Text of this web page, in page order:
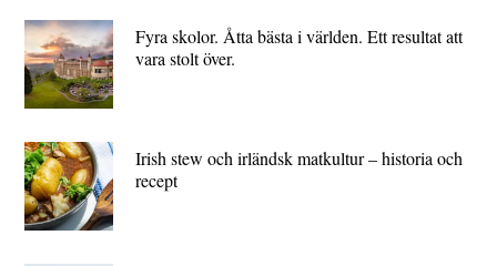
Fyra skolor. Åtta bästa i världen. Ett resultat att
vara stolt över.
Irish stew och irländsk matkultur – historia och
recept